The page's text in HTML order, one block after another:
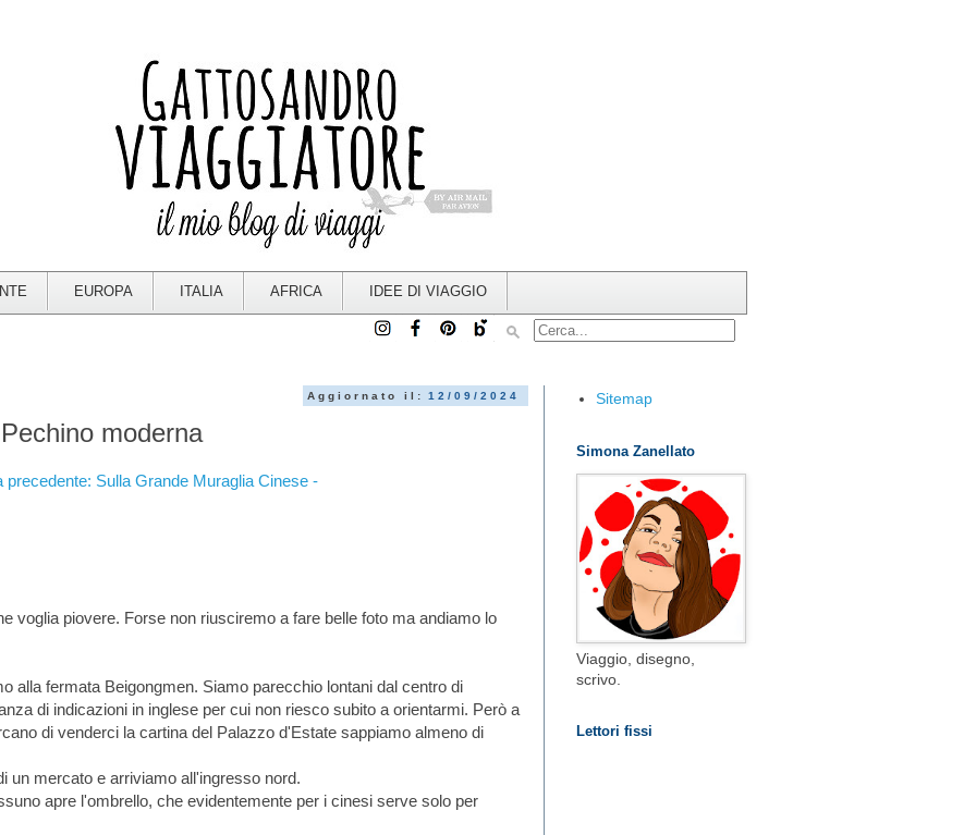
EUROPA ITALIA AFRICA IDEE DI VIAGGIO
Aggiornato il: 12/09/2024
moderna
precedente: Sulla Grande Muraglia Cinese -
voglia piovere. Forse non riusciremo a fare belle foto ma andiamo lo
alla fermata Beigongmen. Siamo parecchio lontani dal centro di
di indicazioni in inglese per cui non riesco subito a orientarmi. Però a
di venderci la cartina del Palazzo d'Estate sappiamo almeno di
un mercato e arriviamo all'ingresso nord.
apre l'ombrello, che evidentemente per i cinesi serve solo per
Sitemap
Simona Zanellato
Viaggio, disegno,
scrivo.
Lettori fissi